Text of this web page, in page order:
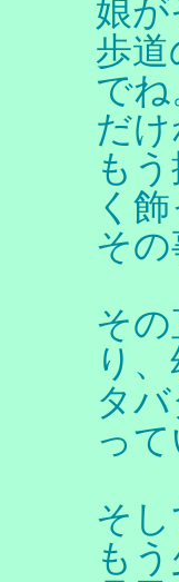
娘
歩
で
だ
も
く
そ
そ
り
タ
って
そ
も